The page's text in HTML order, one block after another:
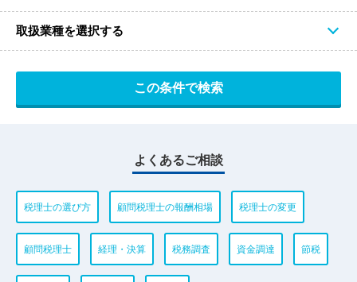
取扱業種を選択する
よくあるご相談
税理士の選び方 顧問税理士の報酬相場 税理士の変更
顧問税理士 経理・決算 税務調査 資金調達 節税